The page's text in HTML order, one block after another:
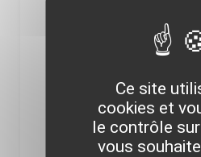
Ce site
cookies et
le contrôle
vous